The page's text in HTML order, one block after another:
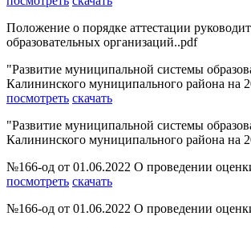
Положение о порядке аттестации
образовательных организаций..pdf
"Развитие муниципальной системы
Калининского муниципального района на
посмотреть скачать
"Развитие муниципальной системы
Калининского муниципального района на
№166-од от 01.06.2022 О проведении
посмотреть скачать
№166-од от 01.06.2022 О проведении